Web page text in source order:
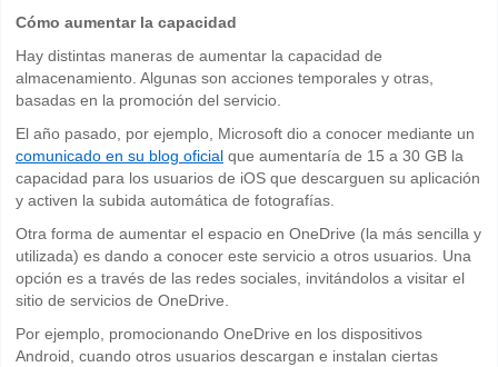
Cómo aumentar la capacidad
Hay distintas maneras de aumentar la capacidad de
almacenamiento. Algunas son acciones temporales y otras,
basadas en la promoción del servicio.
El año pasado, por ejemplo, Microsoft dio a conocer mediante un
comunicado en su blog oficial que aumentaría de 15 a 30 GB la
capacidad para los usuarios de iOS que descarguen su aplicación
y activen la subida automática de fotografías.
Otra forma de aumentar el espacio en OneDrive (la más sencilla y
utilizada) es dando a conocer este servicio a otros usuarios. Una
opción es a través de las redes sociales, invitándolos a visitar el
sitio de servicios de OneDrive.
Por ejemplo, promocionando OneDrive en los dispositivos
Android, cuando otros usuarios descargan e instalan ciertas